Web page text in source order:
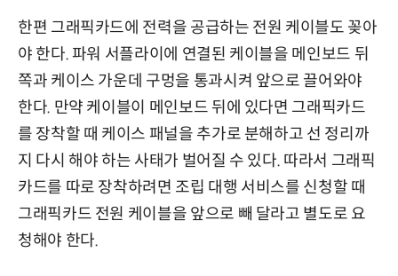
한편 그래픽카드에 전력을 공급하는 전원 케이블도 꽂아
야 한다. 파워 서플라이에 연결된 케이블을 메인보드 뒤
쪽과 케이스 가운데 구멍을 통과시켜 앞으로 끌어와야
한다. 만약 케이블이 메인보드 뒤에 있다면 그래픽카드
를 장착할 때 케이스 패널을 추가로 분해하고 선 정리까
지 다시 해야 하는 사태가 벌어질 수 있다. 따라서 그래픽
카드를 따로 장착하려면 조립 대행 서비스를 신청할 때
그래픽카드 전원 케이블을 앞으로 빼 달라고 별도로 요
청해야 한다.